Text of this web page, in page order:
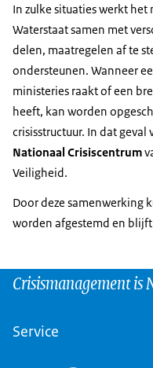
In zulke situaties werkt
Waterstaat samen met
delen, maatregelen af te
ondersteunen. Wanneer
ministeries raakt of een
heeft, kan worden
crisisstructuur. In dat
Nationaal Crisiscentrum
Veiligheid.
Door deze samenwerking
worden afgestemd en
Crisismanagement
Service